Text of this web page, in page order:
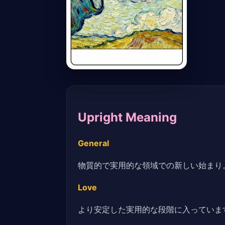
Upright Meaning
General
物質的で実用的な領域での新しい始まり
Love
より安定した実用的な段階に入っていま